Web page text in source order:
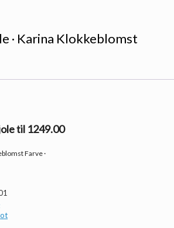
· Karina Klokkeblomst
til 1249.00
Farve ·